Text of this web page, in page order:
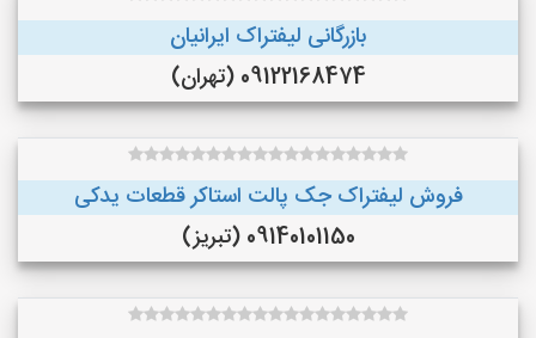
بازرگانی لیفتراک ایرانیان
09122168474 (تهران)
فروش لیفتراک جک پالت استاکر قطعات یدکی
09140101150 (تبریز)